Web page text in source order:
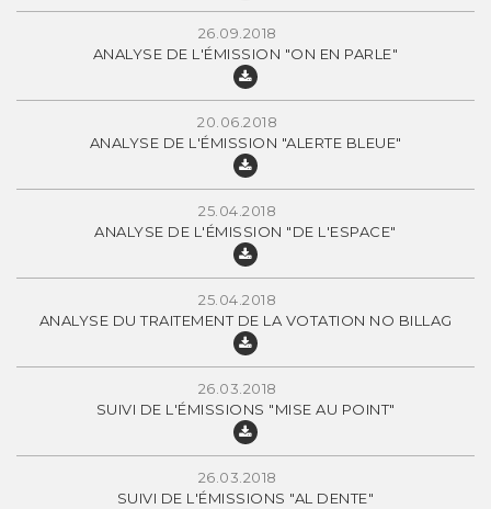
26.09.2018
ANALYSE DE L'ÉMISSION "ON EN PARLE"
20.06.2018
ANALYSE DE L'ÉMISSION "ALERTE BLEUE"
25.04.2018
ANALYSE DE L'ÉMISSION "DE L'ESPACE"
25.04.2018
ANALYSE DU TRAITEMENT DE LA VOTATION NO BILLAG
26.03.2018
SUIVI DE L'ÉMISSIONS "MISE AU POINT"
26.03.2018
SUIVI DE L'ÉMISSIONS "AL DENTE"